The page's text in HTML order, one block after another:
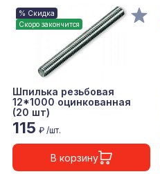
% Скидка
Скоро закончится
Шпилька резьбовая
12*1000 оцинкованная
(20 шт)
115 ₽ /шт.
В корзину